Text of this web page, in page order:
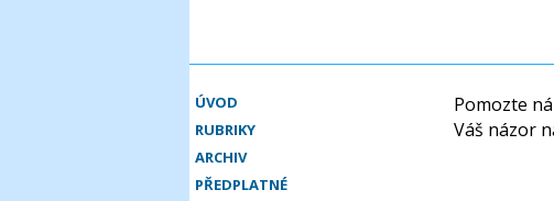
ÚVOD
RUBRIKY
ARCHIV
PŘEDPLATNÉ
Pomozte
Váš názor